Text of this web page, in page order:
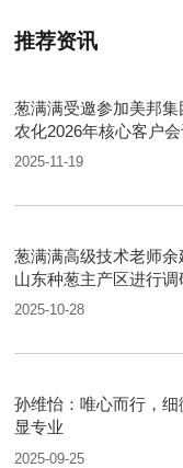
推荐资讯
葱满满受邀参加美邦集
农化2026年核心客户
2025-11-19
葱满满高级技术老师余
山东种葱主产区进行调
2025-10-28
孙维怡：唯心而行，
显专业
2025-09-25